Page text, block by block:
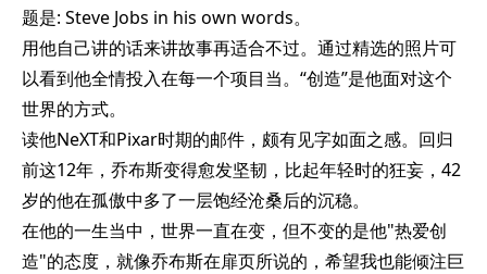
题是: Steve Jobs in his own words。
用他自己讲的话来讲故事再适合不过。通过精选的照片可
以看到他全情投入在每一个项目当。“创造”是他面对这个
世界的方式。
读他NeXT和Pixar时期的邮件，颇有见字如面之感。回归
前这12年，乔布斯变得愈发坚韧，比起年轻时的狂妄，42
岁的他在孤傲中多了一层饱经沧桑后的沉稳。
在他的一生当中，世界一直在变，但不变的是他"热爱创
造"的态度，就像乔布斯在扉页所说的，希望我也能倾注巨